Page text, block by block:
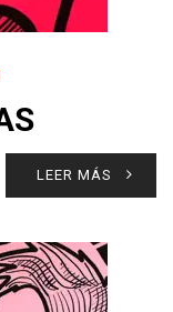
LEER MÁS